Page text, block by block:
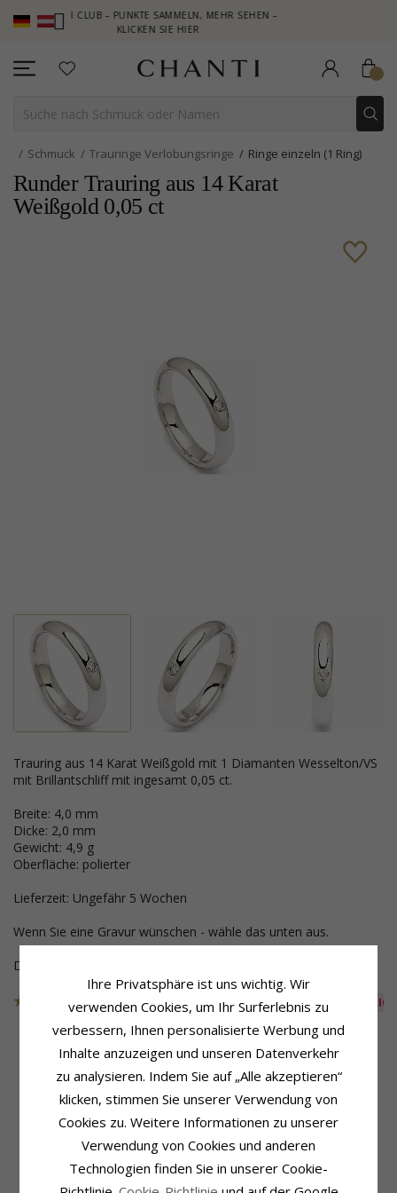
CLUB – PUNKTE SAMMELN, MEHR SEHEN –
KLICKEN SIE HIER
Schmuck Trauringe Verlobungsringe Ringe einzeln (1 Ring)
Runder Trauring aus 14 Karat
Weißgold 0,05 ct
Trauring aus 14 Karat Weißgold mit 1 Diamanten Wesselton/VS
mit Brillantschliff mit ingesamt 0,05 ct.
Breite: 4,0 mm
Dicke: 2,0 mm
Gewicht: 4,9 g
Oberfläche: polierter
Lieferzeit: Ungefähr 5 Wochen
Wenn Sie eine Gravur wünschen - wähle das unten aus.
Artikelnummer 45T200BW40 AUS DER
Produktinformation
Runder
Ringtyp:
Trauring
Weißgold
Oberfläche:Polierter
Schmuckstein
Stückzahl: 1
Schliff:
Brillantschliff
Diamantfarbe:Wesselton
Diamantreinheit: VS
Karat:0,05
Ihre Privatsphäre ist uns wichtig. Wir
verwenden Cookies, um Ihr Surferlebnis zu
verbessern, Ihnen personalisierte Werbung und
Inhalte anzuzeigen und unseren Datenverkehr
zu analysieren. Indem Sie auf „Alle akzeptieren“
klicken, stimmen Sie unserer Verwendung von
Cookies zu. Weitere Informationen zu unserer
Verwendung von Cookies und anderen
Technologien finden Sie in unserer Cookie-